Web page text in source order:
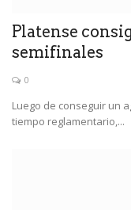
Platense
semifinales
0
Luego de conseguir un
tiempo reglamentario,...